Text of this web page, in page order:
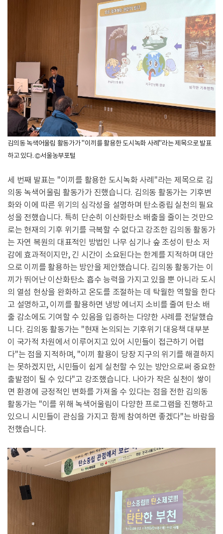
김의동 녹색어울림 활동가가 "이끼를 활용한 도시녹화 사례"라는 제목으로 발표
하고 있다. ©서울농부포털
세 번째 발표는 "이끼를 활용한 도시녹화 사례"라는 제목으로 김
의동 녹색어울림 활동가가 진했습니다. 김의동 활동가는 기후변
화와 이에 따른 위기의 심각성을 설명하며 탄소중립 실천의 필요
성을 전했습니다. 특히 단순히 이산화탄소 배출을 줄이는 것만으
로는 현재의 기후 위기를 극복할 수 없다고 강조한 김의동 활동가
는 자연 복원의 대표적인 방법인 나무 심기나 숲 조성이 탄소 저
감에 효과적이지만, 긴 시간이 소요된다는 한계를 지적하며 대안
으로 이끼를 활용하는 방안을 제안했습니다. 김의동 활동가는 이
끼가 뛰어난 이산화탄소 흡수 능력을 가지고 있을 뿐 아니라 도시
의 열섬 현상을 완화하고 온도를 조절하는 데 탁월한 역할을 한다
고 설명하고, 이끼를 활용하면 냉방 에너지 소비를 줄여 탄소 배
출 감소에도 기여할 수 있음을 입증하는 다양한 사례를 전달했습
니다. 김의동 활동가는 "현재 논의되는 기후위기 대응책 대부분
이 국가적 차원에서 이루어지고 있어 시민들이 접근하기 어렵
다"는 점을 지적하며, "이끼 활용이 당장 지구의 위기를 해결하지
는 못하겠지만, 시민들이 쉽게 실천할 수 있는 방안으로써 중요한
출발점이 될 수 있다"고 강조했습니다. 나아가 작은 실천이 쌓이
면 환경에 긍정적인 변화를 가져올 수 있다는 점을 전한 김의동
활동가는 "이를 위해 녹색어울림이 다양한 프로그램을 진행하고
있으니 시민들이 관심을 가지고 함께 참여하면 좋겠다"는 바람을
전했습니다.